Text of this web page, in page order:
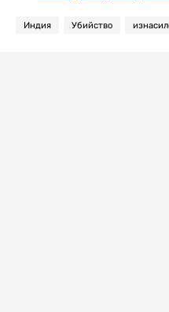
Индия Убийство